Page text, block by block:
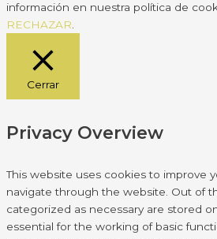
información en nuestra política de
RECHAZAR
Cerrar
Privacy Overview
This website uses cookies to improve
navigate through the website. Out of
categorized as necessary are stored
essential for the working of basic